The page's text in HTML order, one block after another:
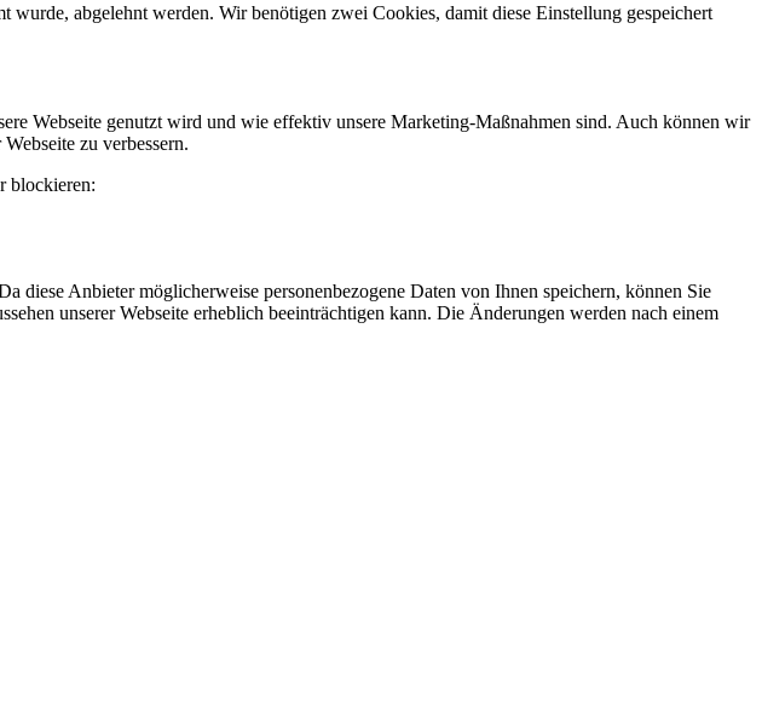
abgelehnt werden. Wir benötigen zwei Cookies, damit diese Einstellung gespeichert
Webseite genutzt wird und wie effektiv unsere Marketing-Maßnahmen sind. Auch können wir
zu verbessern.
blockieren:
diese Anbieter möglicherweise personenbezogene Daten von Ihnen speichern, können Sie
unserer Webseite erheblich beeinträchtigen kann. Die Änderungen werden nach einem